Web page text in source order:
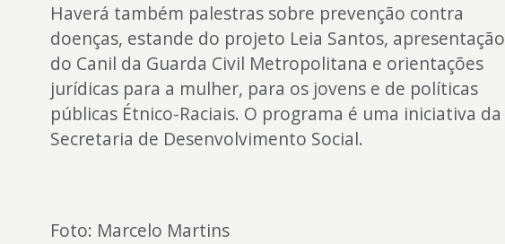
Haverá também palestras sobre prevenção contra
doenças, estande do projeto Leia Santos, apresentação
do Canil da Guarda Civil Metropolitana e orientações
jurídicas para a mulher, para os jovens e de políticas
públicas Étnico-Raciais. O programa é uma iniciativa da
Secretaria de Desenvolvimento Social.
Foto: Marcelo Martins